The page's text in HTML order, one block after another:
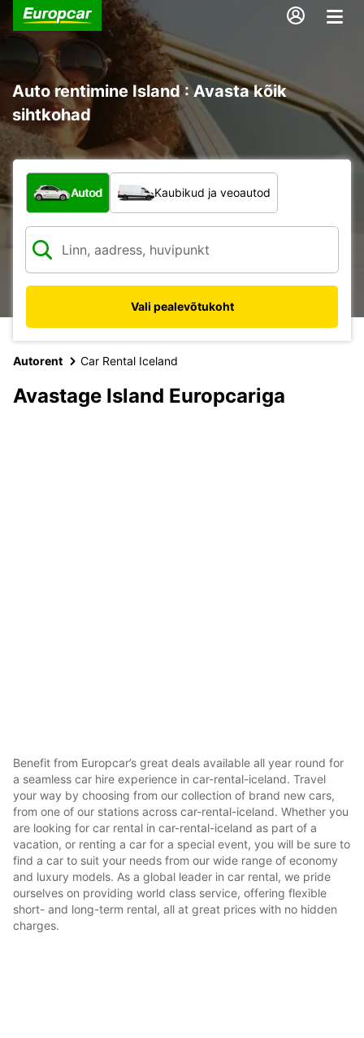
Auto rentimine Island : Avasta kõik
sihtkohad
Mis tüüpi sõiduk?
Autod Kaubikud ja veoautod
Vali pealevõtukoht
Autorent Car Rental Iceland
Avastage Island Europcariga
Benefit from Europcar’s great deals available all year round for
a seamless car hire experience in car-rental-iceland. Travel
your way by choosing from our collection of brand new cars,
from one of our stations across car-rental-iceland. Whether you
are looking for car rental in car-rental-iceland as part of a
vacation, or renting a car for a special event, you will be sure to
find a car to suit your needs from our wide range of economy
and luxury models. As a global leader in car rental, we pride
ourselves on providing world class service, offering flexible
short- and long-term rental, all at great prices with no hidden
charges.